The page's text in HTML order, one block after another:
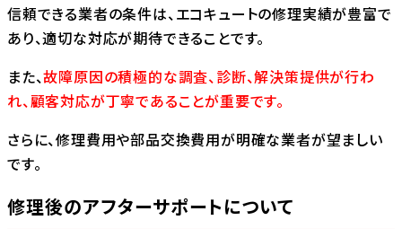
信頼できる業者の条件は、エコキュートの修理実績が豊富で
あり、適切な対応が期待できることです。
また、故障原因の積極的な調査、診断、解決策提供が行わ
れ、顧客対応が丁寧であることが重要です。
さらに、修理費用や部品交換費用が明確な業者が望ましい
です。
修理後のアフターサポートについて